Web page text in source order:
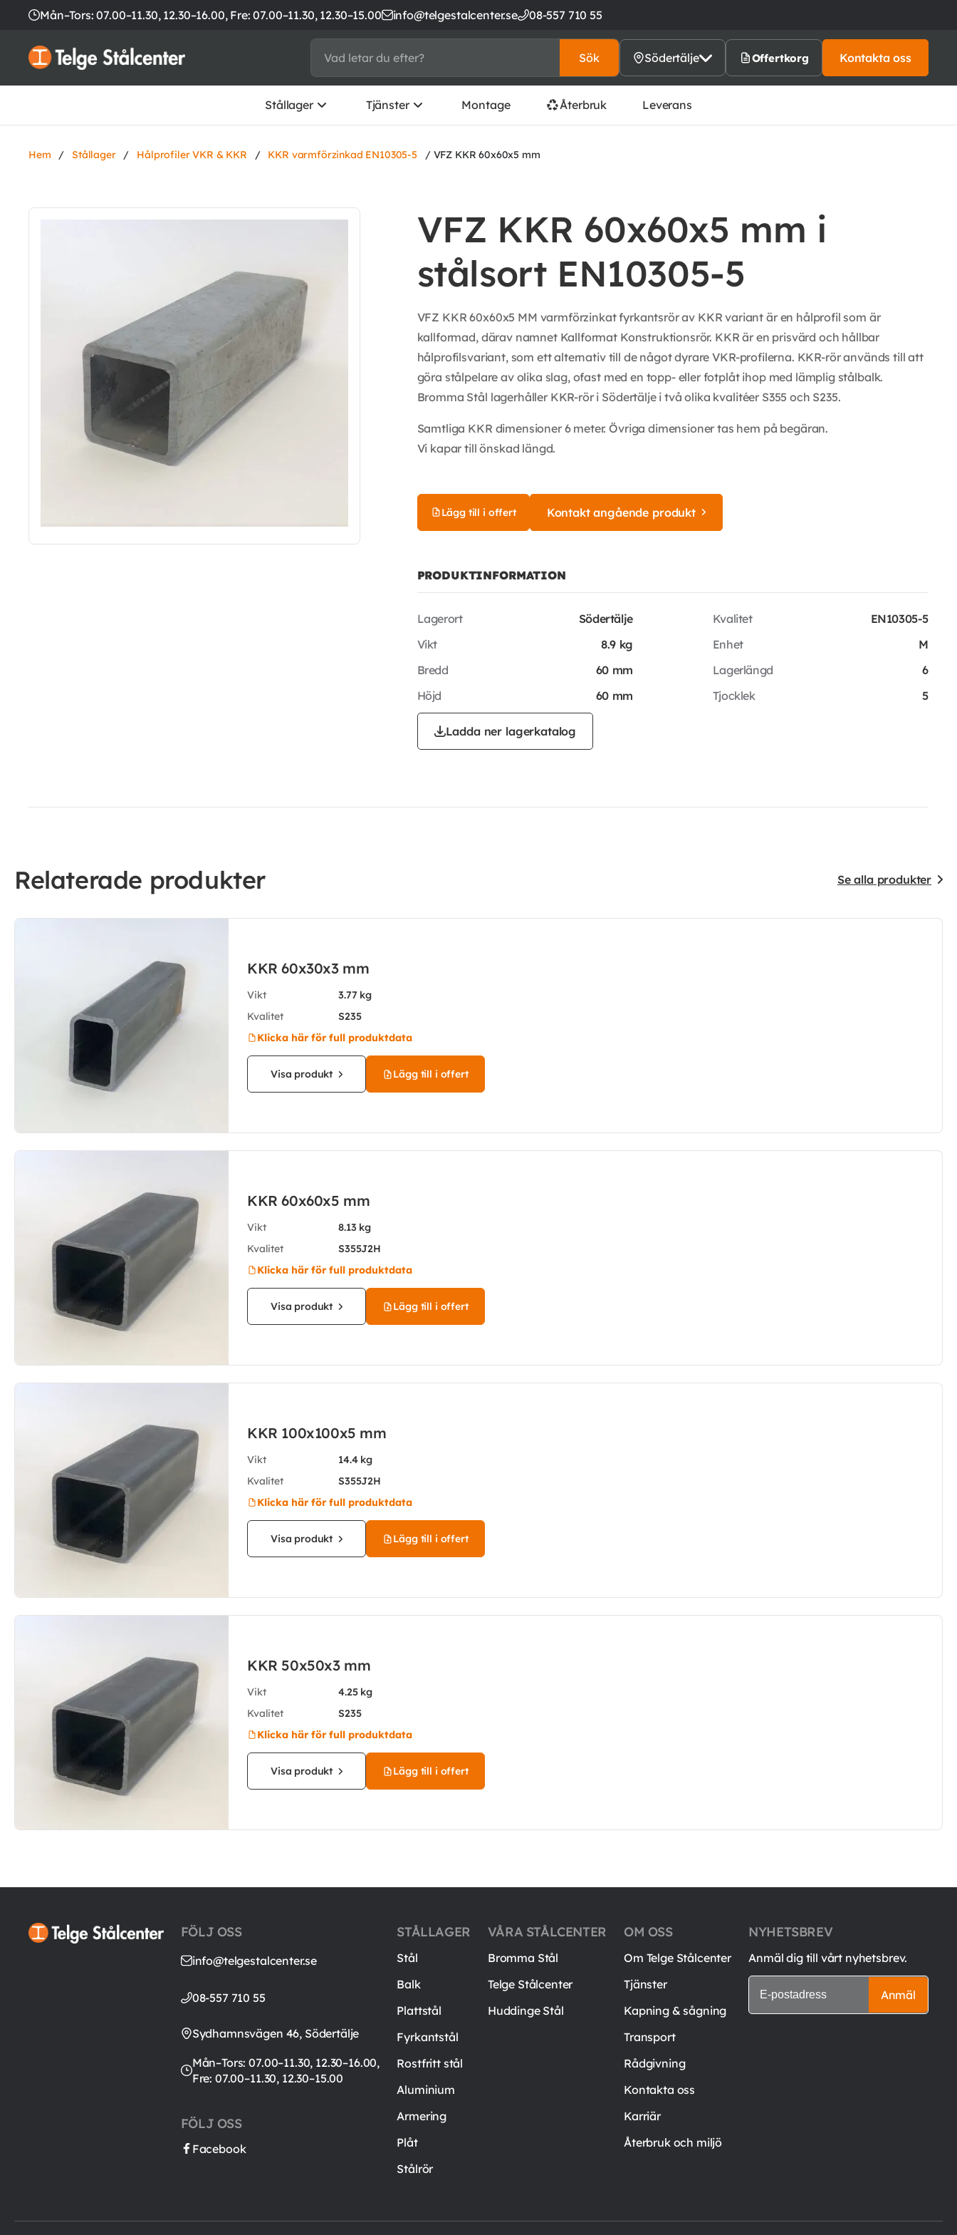
Mån–Tors: 07.00–11.30, 12.30–16.00,Fre: 07.00–11.30, 12.30–15.00 info@telgestalcenter.se 08-557 710 55
Sök Södertälje Offertkorg Kontakta oss
Stållager Tjänster Montage Återbruk Leverans
Hem / Stållager / Hålprofiler VKR & KKR / KKR varmförzinkad EN10305-5 / VFZ KKR 60x60x5 mm
VFZ KKR 60x60x5 mm i
stålsort EN10305-5
VFZ KKR 60x60x5 MM varmförzinkat fyrkantsrör av KKR variant är en hålprofil som är
kallformad, därav namnet Kallformat Konstruktionsrör. KKR är en prisvärd och hållbar
hålprofilsvariant, som ett alternativ till de något dyrare VKR-profilerna. KKR-rör används till att
göra stålpelare av olika slag, ofast med en topp- eller fotplåt ihop med lämplig stålbalk.
Bromma Stål lagerhåller KKR-rör i Södertälje i två olika kvalitéer S355 och S235.
Samtliga KKR dimensioner 6 meter. Övriga dimensioner tas hem på begäran.
Vi kapar till önskad längd.
Lägg till i offert Kontakt angående produkt
PRODUKTINFORMATION
Lagerort
Södertälje
Vikt
8.9 kg
Bredd
60 mm
Höjd
60 mm
Kvalitet
EN10305-5
Enhet
M
Lagerlängd
6
Tjocklek
5
Ladda ner lagerkatalog
Relaterade produkter Se alla produkter
KKR 60x30x3 mm
Vikt
3.77 kg
Kvalitet
S235
Klicka här för full produktdata
Visa produkt Lägg till i offert
KKR 60x60x5 mm
Vikt
8.13 kg
Kvalitet
S355J2H
Klicka här för full produktdata
Visa produkt Lägg till i offert
KKR 100x100x5 mm
Vikt
14.4 kg
Kvalitet
S355J2H
Klicka här för full produktdata
Visa produkt Lägg till i offert
KKR 50x50x3 mm
Vikt
4.25 kg
Kvalitet
S235
Klicka här för full produktdata
Visa produkt Lägg till i offert
FÖLJ OSS
info@telgestalcenter.se
08-557 710 55
Sydhamnsvägen 46, Södertälje
Mån–Tors: 07.00–11.30, 12.30–16.00,
Fre: 07.00–11.30, 12.30–15.00
FÖLJ OSS
Facebook
STÅLLAGER
Stål
Balk
Plattstål
Fyrkantstål
Rostfritt stål
Aluminium
Armering
Plåt
Stålrör
VÅRA STÅLCENTER
Bromma Stål
Telge Stålcenter
Huddinge Stål
OM OSS
Om Telge Stålcenter
Tjänster
Kapning & sågning
Transport
Rådgivning
Kontakta oss
Karriär
Återbruk och miljö
NYHETSBREV
Anmäl dig till vårt nyhetsbrev.
Anmäl